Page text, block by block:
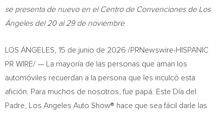
se presenta de nuevo en el Centro de Convenciones de Los
Ángeles del 20 al 29 de noviembre
LOS ÁNGELES 15 de junio de 2026 /PRNewswire-HISPANIC
PR WIRE/ — La mayoría de las personas que aman los
automóviles recuerdan a la persona que les inculcó esta
afición. Para muchos de nosotros, fue papá. Este Día del
Padre, Los Angeles Auto Show® hace que sea fácil darle las